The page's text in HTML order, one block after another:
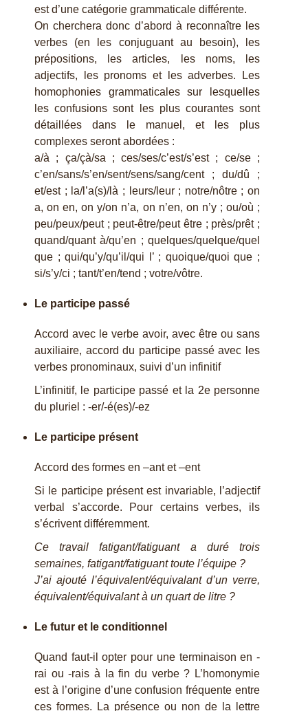
est d’une catégorie grammaticale différente.
On cherchera donc d’abord à reconnaître les
verbes (en les conjuguant au besoin), les
prépositions, les articles, les noms, les
adjectifs, les pronoms et les adverbes. Les
homophonies grammaticales sur lesquelles
les confusions sont les plus courantes sont
détaillées dans le manuel, et les plus
complexes seront abordées :
a/à ; ça/çà/sa ; ces/ses/c’est/s’est ; ce/se ;
c’en/sans/s’en/sent/sens/sang/cent ; du/dû ;
et/est ; la/l’a(s)/là ; leurs/leur ; notre/nôtre ; on
a, on en, on y/on n’a, on n’en, on n’y ; ou/où ;
peu/peux/peut ; peut-être/peut être ; près/prêt ;
quand/quant à/qu’en ; quelques/quelque/quel
que ; qui/qu’y/qu’il/qui l’ ; quoique/quoi que ;
si/s’y/ci ; tant/t’en/tend ; votre/vôtre.
Le participe passé
Accord avec le verbe avoir, avec être ou sans
auxiliaire, accord du participe passé avec les
verbes pronominaux, suivi d’un infinitif
L’infinitif, le participe passé et la 2e personne
du pluriel : -er/-é(es)/-ez
Le participe présent
Accord des formes en –ant et –ent
Si le participe présent est invariable, l’adjectif
verbal s’accorde. Pour certains verbes, ils
s’écrivent différemment.
Ce travail fatigant/fatiguant a duré trois
semaines, fatigant/fatiguant toute l’équipe ?
J’ai ajouté l’équivalent/équivalant d’un verre,
équivalent/équivalant à un quart de litre ?
Le futur et le conditionnel
Quand faut-il opter pour une terminaison en -
rai ou -rais à la fin du verbe ? L’homonymie
est à l’origine d’une confusion fréquente entre
ces formes. La présence ou non de la lettre